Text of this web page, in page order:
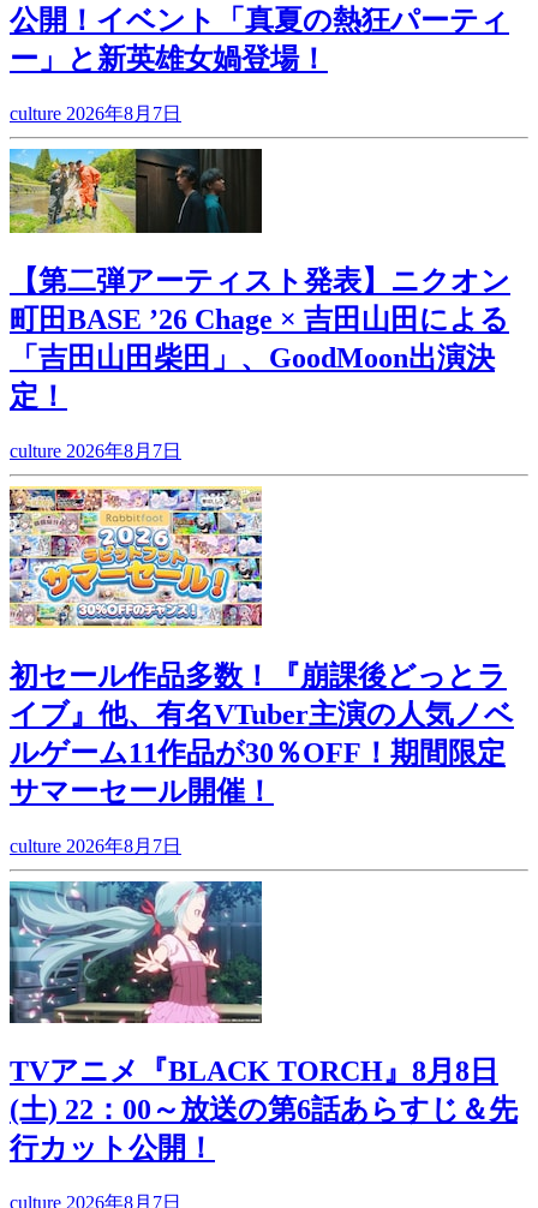
公開！イベント「真夏の熱狂パーティ
ー」と新英雄女媧登場！
culture 2026年8月7日
【第二弾アーティスト発表】ニクオン
町田BASE ’26 Chage × 吉田山田による
「吉田山田柴田」、GoodMoon出演決
定！
culture 2026年8月7日
初セール作品多数！『崩課後どっとラ
イブ』他、有名VTuber主演の人気ノベ
ルゲーム11作品が30％OFF！期間限定
サマーセール開催！
culture 2026年8月7日
TVアニメ『BLACK TORCH』8月8日
(土) 22：00～放送の第6話あらすじ＆先
行カット公開！
culture 2026年8月7日